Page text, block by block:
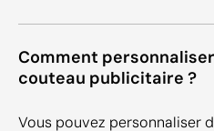
Comment
couteau publicitaire ?
Vous pouvez personnaliser